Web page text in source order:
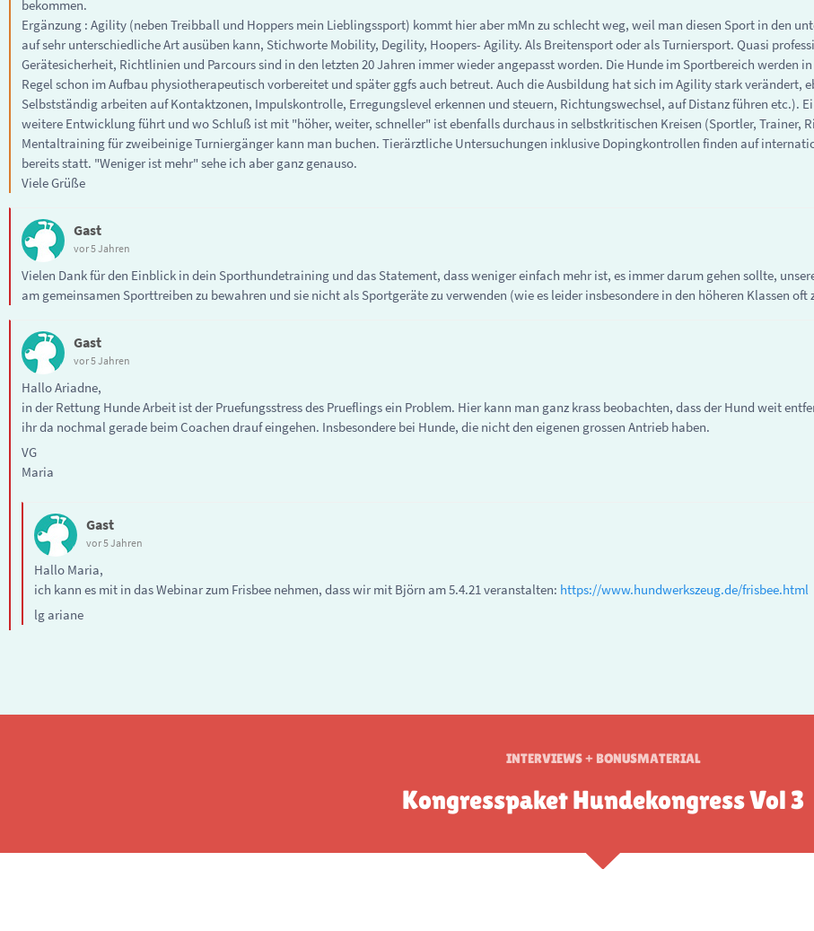
bekommen.
Ergänzung : Agility (neben Treibball und Hoppers mein Lieblingssport) kommt hier aber mMn zu schlecht weg, weil man diesen Sport in den
auf sehr unterschiedliche Art ausüben kann, Stichworte Mobility, Degility, Hoopers- Agility. Als Breitensport oder als Turniersport. Quasi
Gerätesicherheit, Richtlinien und Parcours sind in den letzten 20 Jahren immer wieder angepasst worden. Die Hunde im Sportbereich werden
Regel schon im Aufbau physiotherapeutisch vorbereitet und später ggfs auch betreut. Auch die Ausbildung hat sich im Agility stark verändert,
Selbstständig arbeiten auf Kontaktzonen, Impulskontrolle, Erregungslevel erkennen und steuern, Richtungswechsel, auf Distanz führen etc.).
weitere Entwicklung führt und wo Schluß ist mit "höher, weiter, schneller" ist ebenfalls durchaus in selbstkritischen Kreisen (Sportler, Trainer,
Mentaltraining für zweibeinige Turniergänger kann man buchen. Tierärztliche Untersuchungen inklusive Dopingkontrollen finden auf
bereits statt. "Weniger ist mehr" sehe ich aber ganz genauso.
Viele Grüße
Gast
vor 5 Jahren
Vielen Dank für den Einblick in dein Sporthundetraining und das Statement, dass weniger einfach mehr ist, es immer darum gehen sollte,
am gemeinsamen Sporttreiben zu bewahren und sie nicht als Sportgeräte zu verwenden (wie es leider insbesondere in den höheren Klassen oft
Gast
vor 5 Jahren
Hallo Ariadne,
in der Rettung Hunde Arbeit ist der Pruefungsstress des Prueflings ein Problem. Hier kann man ganz krass beobachten, dass der Hund weit
ihr da nochmal gerade beim Coachen drauf eingehen. Insbesondere bei Hunde, die nicht den eigenen grossen Antrieb haben.
VG
Maria
Gast
vor 5 Jahren
Hallo Maria,
ich kann es mit in das Webinar zum Frisbee nehmen, dass wir mit Björn am 5.4.21 veranstalten: https://www.hundwerkszeug.de/frisbee.html
lg ariane
INTERVIEWS + BONUSMATERIAL
Kongresspaket Hundekongress Vol 3